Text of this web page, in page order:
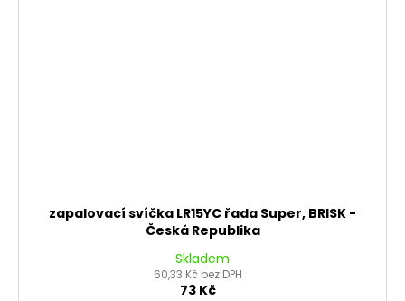
zapalovací svíčka LR15YC řada Super, BRISK -
Česká Republika
Skladem
60,33 Kč bez DPH
73 Kč